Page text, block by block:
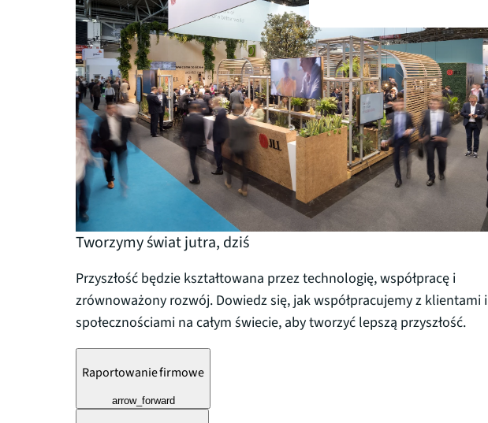
Tworzymy świat jutra, dziś
Przyszłość będzie kształtowana przez technologię, współpracę i
zrównoważony rozwój. Dowiedz się, jak współpracujemy z klientami i
społecznościami na całym świecie, aby tworzyć lepszą przyszłość.
Raportowanie firmowe
arrow_forward